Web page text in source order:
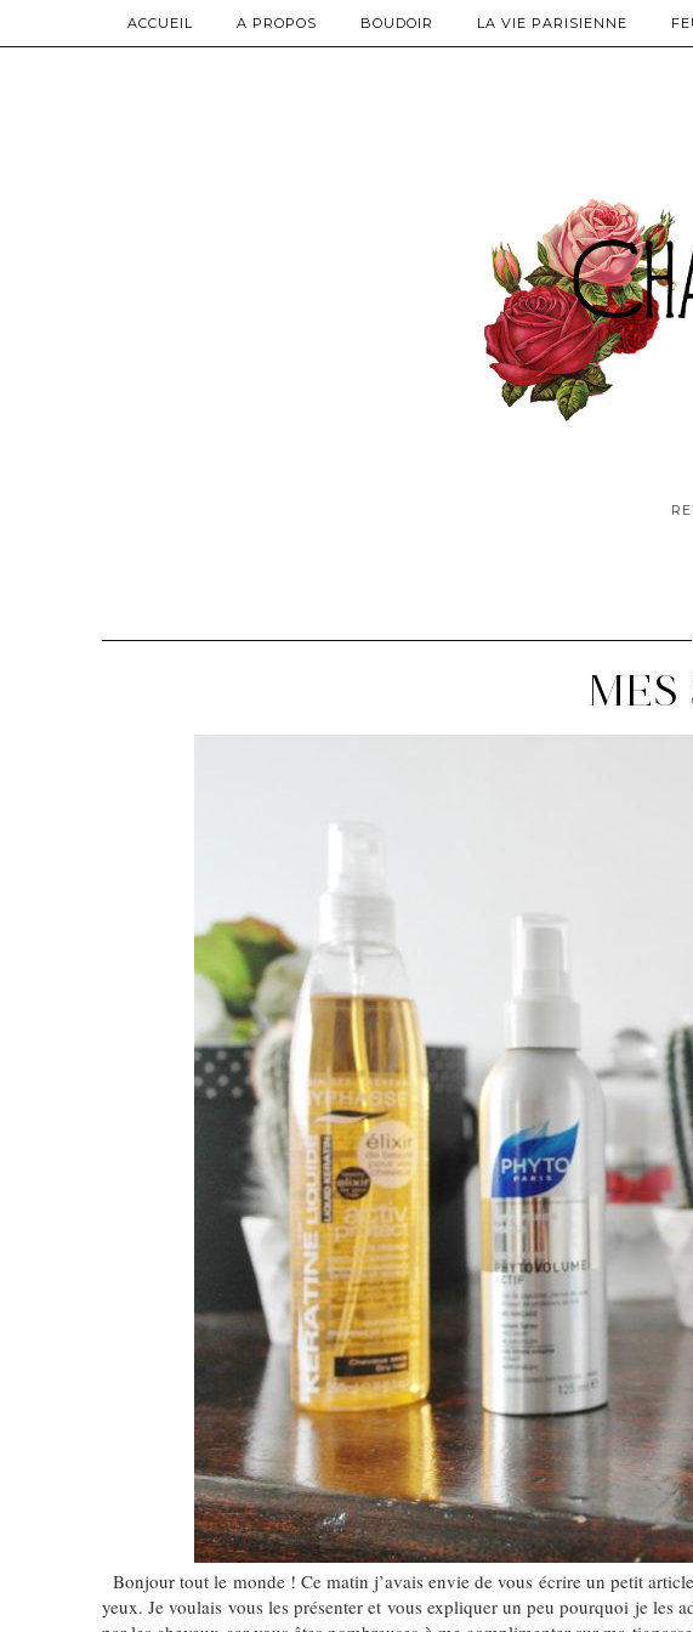
ACCUEIL A PROPOS BOUDOIR LA VIE PARISIENNE
Bonjour tout le monde ! Ce matin j’avais envie de vous écrire un petit
yeux. Je voulais vous les présenter et vous expliquer un peu pourquoi je les